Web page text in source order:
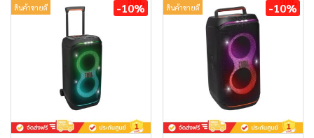
สินค้าขายดี -10% สินค้าขายดี -10%